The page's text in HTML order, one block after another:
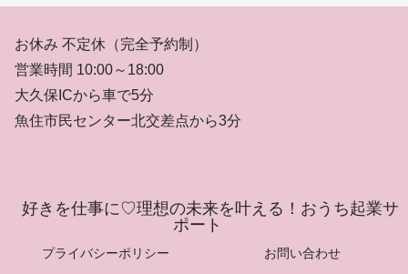
お休み 不定休（完全予約制）
営業時間 10:00～18:00
大久保ICから車で5分
魚住市民センター北交差点から3分
好きを仕事に♡理想の未来を叶える！おうち起業サ
ポート
プライバシーポリシー お問い合わせ